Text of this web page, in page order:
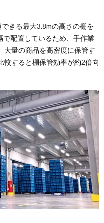
きる最大3.8mの高さの棚を
で配置しているため、手作業
大量の商品を高密度に保管す
較すると棚保管効率が約2倍向